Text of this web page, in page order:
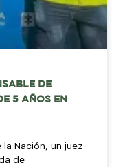
DE
5 AÑOS EN
la Nación, un juez
de